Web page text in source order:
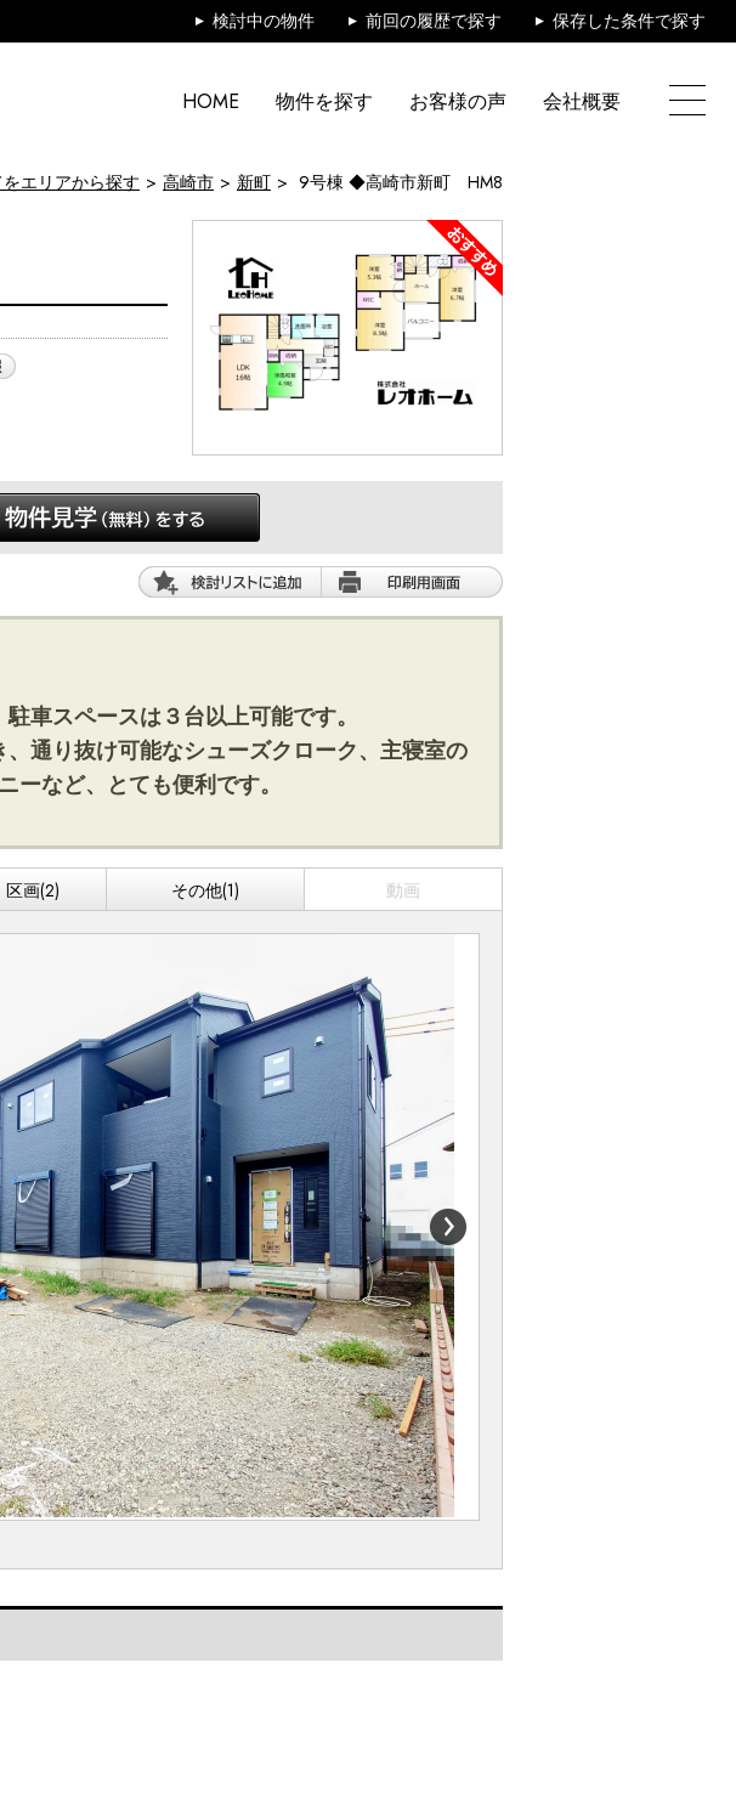
検討中の物件 前回の履歴で探す 保存した条件で探す
HOME 物件を探す お客様の声 会社概要
エリアから探す 高崎市 新町 9号棟 ◆高崎市新町 HM8
車スペースは３台以上可能です。
通り抜け可能なシューズクローク、主寝室の
など、とても便利です。
画(2) その他(1) 動画